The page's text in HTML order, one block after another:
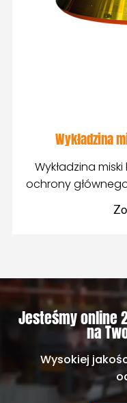
Wykładzina
Wykładzina
ochrony
Jesteśmy online
na
Wysokiej